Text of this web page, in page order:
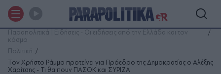
Παραπολιτικά | Ειδήσεις - Οι ειδήσεις από την Ελλάδα και τον
κόσμο
Πολιτική
Τον Χρήστο Ράμμο προτείνει για Πρόεδρο της Δημοκρατίας ο Αλέξης
Χαρίτσης - Τι θα πουν ΠΑΣΟΚ και ΣΥΡΙΖΑ